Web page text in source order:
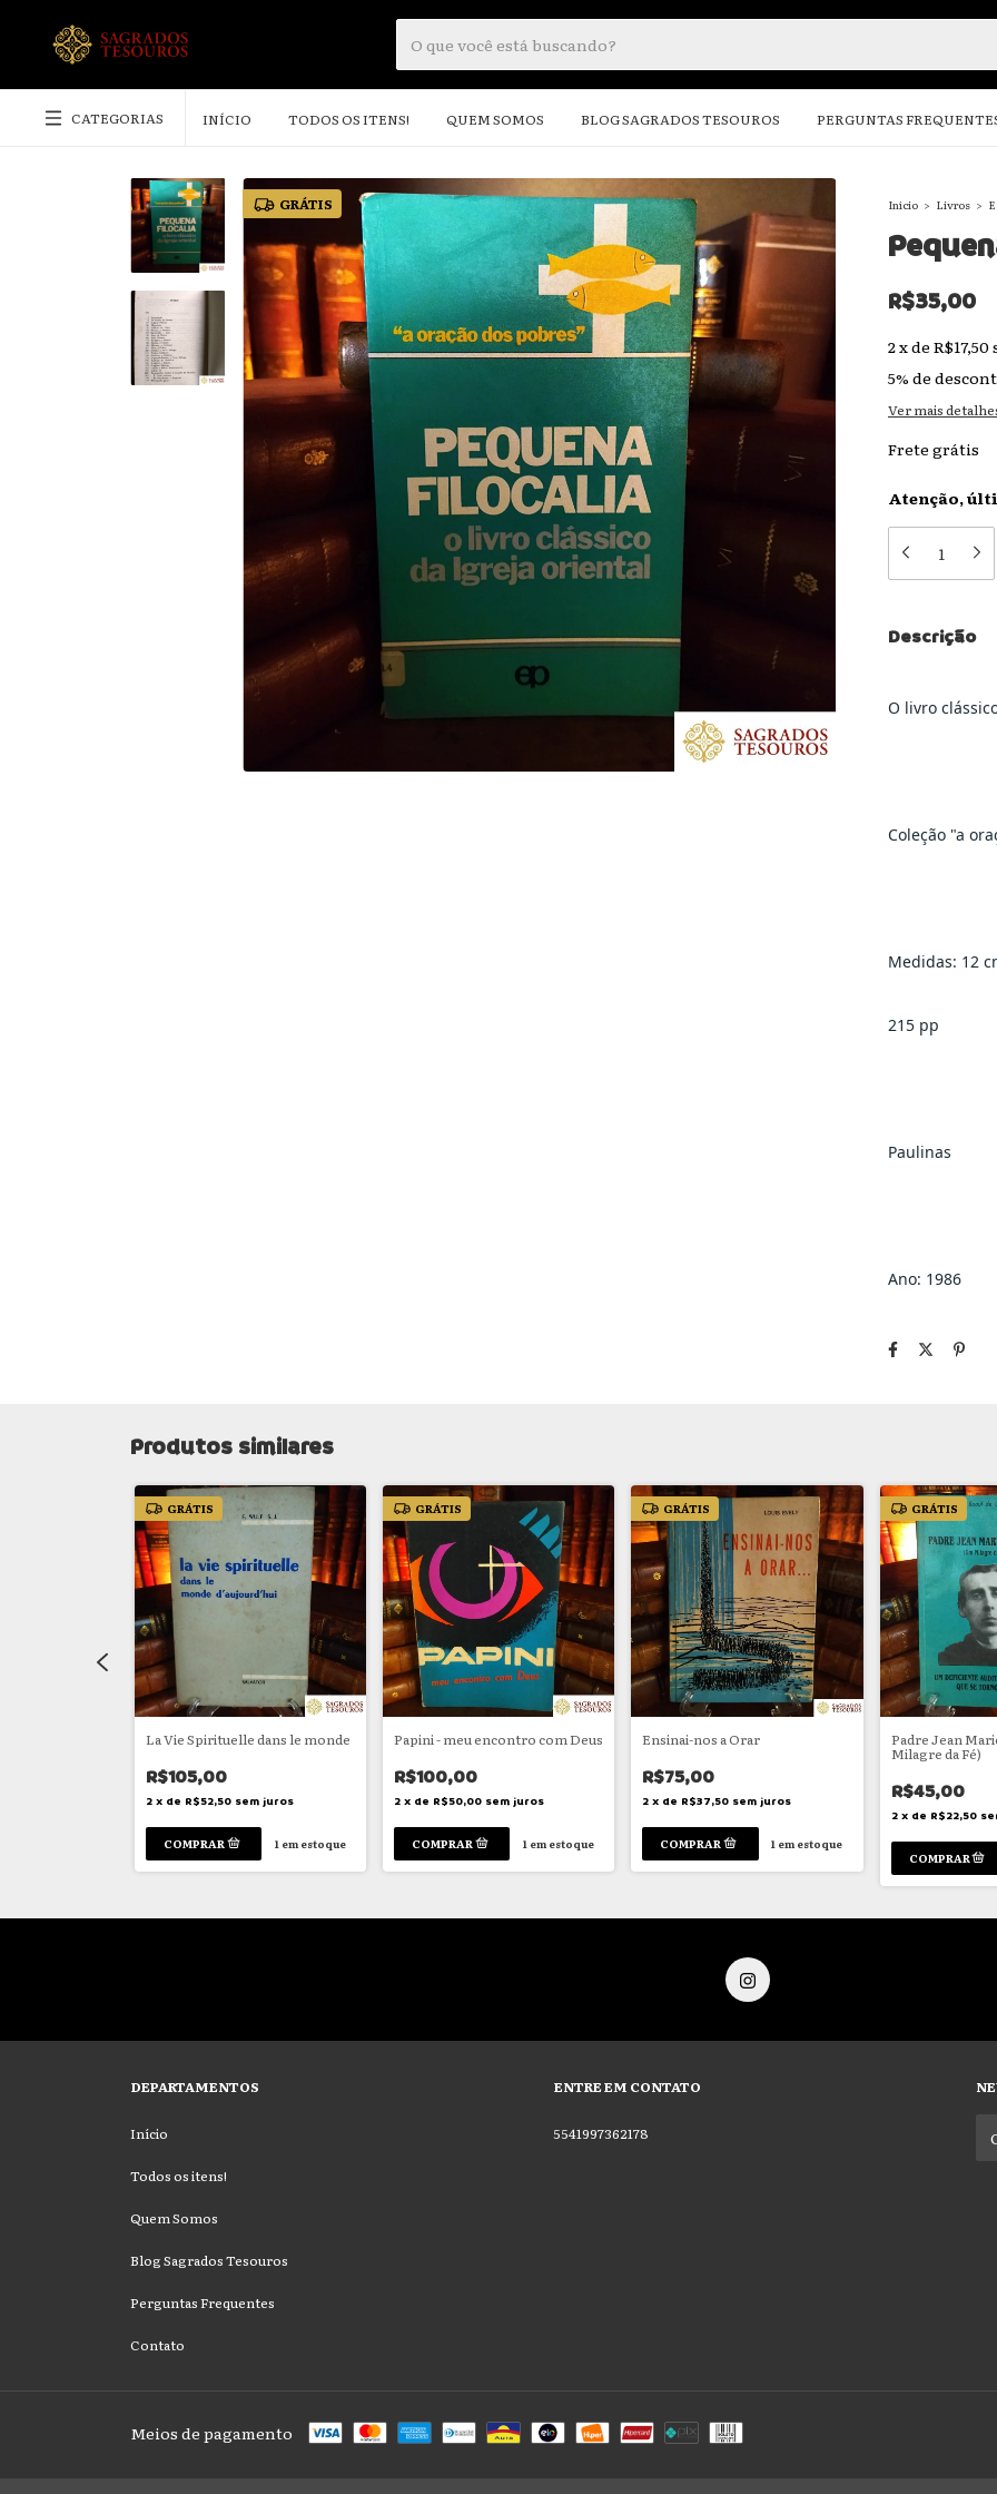
CATEGORIAS INÍCIO TODOS OS ITENS! QUEM SOMOS BLOG SAGRADOS TESOUROS PERGUNTAS
GRÁTIS Início > Livros >
R$35,00
2xde R$17,50
5% de
Ver mais
Frete grátis
Atenção,
Descrição
O livro
Coleção "a
Medidas: 12
215 pp
Paulinas
Ano: 1986
Produtos similares
GRÁTIS
La Vie Spirituelle dans le monde
R$105,00
2 x de R$52,50 sem juros
1em estoque
GRÁTIS
Papini - meu encontro com Deus
R$100,00
2 x de R$50,00 sem juros
1em estoque
GRÁTIS
Ensinai-nos a Orar
R$75,00
2 x de R$37,50 sem juros
1 em estoque
GRÁTIS
Padre Jean
Milagre da Fé)
R$45,00
2 x de R$22,50
DEPARTAMENTOS
Início
Todos os itens!
Quem Somos
Blog Sagrados Tesouros
Perguntas Frequentes
Contato
ENTRE EM CONTATO
5541997362178
Meios de pagamento